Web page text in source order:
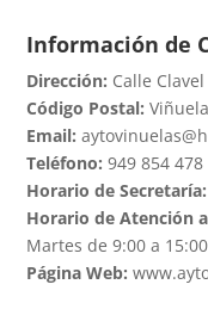
Información de
Dirección: Calle Clavel
Código Postal:
Email:
Teléfono: 949 854 478
Horario de Secretaría:
Horario de Atención
Martes de 9:00 a 15:00
Página Web: